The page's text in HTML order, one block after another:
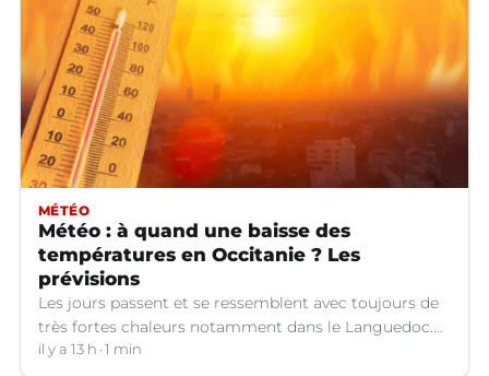
MÉTÉO
Météo : à quand une baisse des
températures en Occitanie ? Les
prévisions
Les jours passent et se ressemblent avec toujours de
très fortes chaleurs notamment dans le Languedoc.
Jusqu’à quand ?
il y a 13 h 1 min